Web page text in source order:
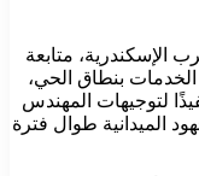
متابعة
بنطاق الحي،
لتوجيهات المهندس
الميدانية طوال فترة